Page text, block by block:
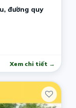
đường quy
Xem chi tiết →